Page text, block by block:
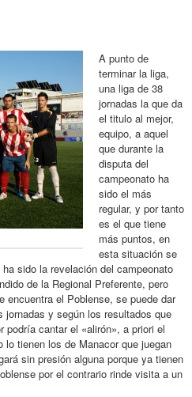
A punto de
terminar la liga,
una liga de 38
jornadas la que da
el titulo al mejor,
equipo, a aquel
que durante la
disputa del
campeonato ha
sido el más
regular, y por tanto
es el que tiene
más puntos, en
esta situación se
sido la revelación del campeonato
de la Regional Preferente, pero
encuentra el Poblense, se puede dar
y según los resultados que
podría cantar el «alirón», a priori el
tienen los de Manacor que juegan
sin presión alguna porque ya tienen
por el contrario rinde visita a un